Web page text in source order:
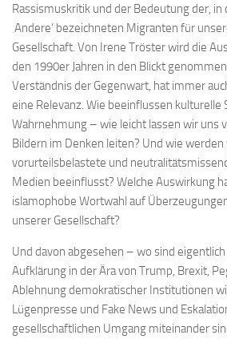
Rassismuskritik und der Bedeutung der, in
‚Andere‘ bezeichneten Migranten für
Gesellschaft. Von Irene Tröster wird die
den 1990er Jahren in den Blickt
Verständnis der Gegenwart, hat immer
eine Relevanz. Wie beeinflussen kulturelle
Wahrnehmung – wie leicht lassen wir uns
Bildern im Denken leiten? Und wie
vorurteilsbelastete und
Medien beeinflusst? Welche Auswirkung
islamophobe Wortwahl auf
unserer Gesellschaft?
Und davon abgesehen – wo sind
Aufklärung in der Ära von Trump, Brexit,
Ablehnung demokratischer Institutionen
Lügenpresse und Fake News und
gesellschaftlichen Umgang miteinander